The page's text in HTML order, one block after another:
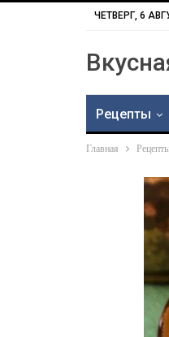
ЧЕТВЕРГ, 6
Рецепты
Главная